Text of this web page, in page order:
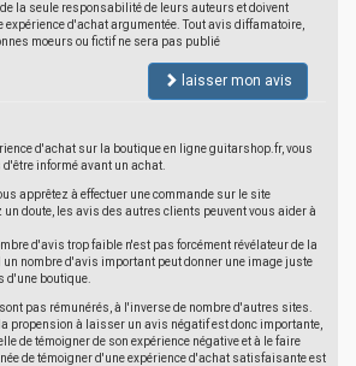
la seule responsabilité de leurs auteurs et doivent
expérience d'achat argumentée. Tout avis diffamatoire,
moeurs ou fictif ne sera pas publié
laisser mon avis
d'achat sur la boutique en ligne guitarshop.fr, vous
informé avant un achat.
apprêtez à effectuer une commande sur le site
un doute, les avis des autres clients peuvent vous aider à
d'avis trop faible n'est pas forcément révélateur de la
nombre d'avis important peut donner une image juste
d'une boutique.
pas rémunérés, à l'inverse de nombre d'autres sites.
propension à laisser un avis négatif est donc importante,
de témoigner de son expérience négative et à le faire
de témoigner d'une expérience d'achat satisfaisante est